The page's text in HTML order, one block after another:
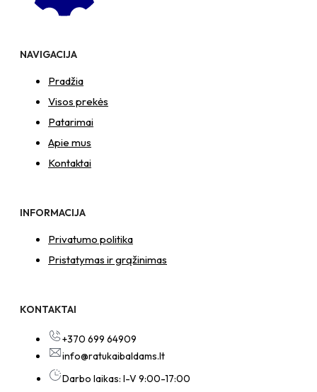
NAVIGACIJA
Pradžia
Visos prekės
Patarimai
Apie mus
Kontaktai
INFORMACIJA
Privatumo politika
Pristatymas ir grąžinimas
KONTAKTAI
+370 699 64909
info@ratukaibaldams.lt
Darbo laikas: I-V 9:00-17:00